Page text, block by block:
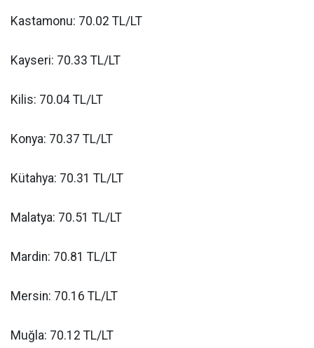
Kastamonu: 70.02 TL/LT
Kayseri: 70.33 TL/LT
Kilis: 70.04 TL/LT
Konya: 70.37 TL/LT
Kütahya: 70.31 TL/LT
Malatya: 70.51 TL/LT
Mardin: 70.81 TL/LT
Mersin: 70.16 TL/LT
Muğla: 70.12 TL/LT